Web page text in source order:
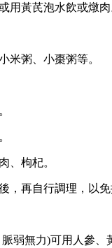
黃芪泡水飲或燉肉
粥、小棗粥等。
枸杞。
再自行調理，以免
無力)可用人參、